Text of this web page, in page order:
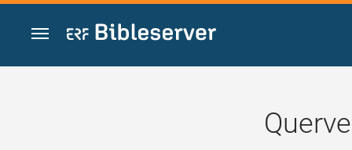
Zum Inhalt springen